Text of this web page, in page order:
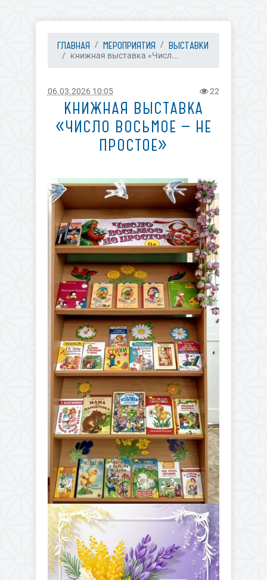
ГЛАВНАЯ МЕРОПРИЯТИЯ ВЫСТАВКИ
книжная выставка «Числ...
06.03.2026 10:05 22
КНИЖНАЯ ВЫСТАВКА
«ЧИСЛО ВОСЬМОЕ — НЕ
ПРОСТОЕ»